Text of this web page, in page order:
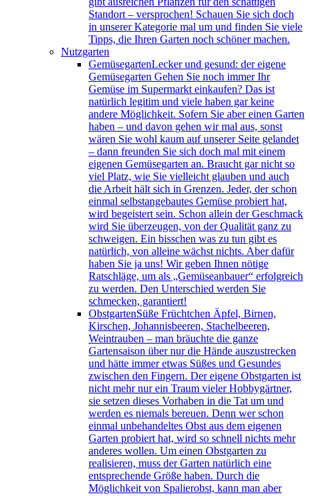
Standort – versprochen! Schauen Sie sich doch
in unserer Kategorie mal um und finden Sie viele
Tipps, die Ihren Garten noch schöner machen.
Nutzgarten
GemüsegartenLecker und gesund: der eigene
Gemüsegarten Gehen Sie noch immer Ihr
Gemüse im Supermarkt einkaufen? Das ist
natürlich legitim und viele haben gar keine
andere Möglichkeit. Sofern Sie aber einen Garten
haben – und davon gehen wir mal aus, sonst
wären Sie wohl kaum auf unserer Seite gelandet
– dann freunden Sie sich doch mal mit einem
eigenen Gemüsegarten an. Braucht gar nicht so
viel Platz, wie Sie vielleicht glauben und auch
die Arbeit hält sich in Grenzen. Jeder, der schon
einmal selbstangebautes Gemüse probiert hat,
wird begeistert sein. Schon allein der Geschmack
wird Sie überzeugen, von der Qualität ganz zu
schweigen. Ein bisschen was zu tun gibt es
natürlich, von alleine wächst nichts. Aber dafür
haben Sie ja uns! Wir geben Ihnen nötige
Ratschläge, um als „Gemüseanbauer“ erfolgreich
zu werden. Den Unterschied werden Sie
schmecken, garantiert!
ObstgartenSüße Früchtchen Äpfel, Birnen,
Kirschen, Johannisbeeren, Stachelbeeren,
Weintrauben – man bräuchte die ganze
Gartensaison über nur die Hände auszustrecken
und hätte immer etwas Süßes und Gesundes
zwischen den Fingern. Der eigene Obstgarten ist
nicht mehr nur ein Traum vieler Hobbygärtner,
sie setzen dieses Vorhaben in die Tat um und
werden es niemals bereuen. Denn wer schon
einmal unbehandeltes Obst aus dem eigenen
Garten probiert hat, wird so schnell nichts mehr
anderes wollen. Um einen Obstgarten zu
realisieren, muss der Garten natürlich eine
entsprechende Größe haben. Durch die
Möglichkeit von Spalierobst, kann man aber